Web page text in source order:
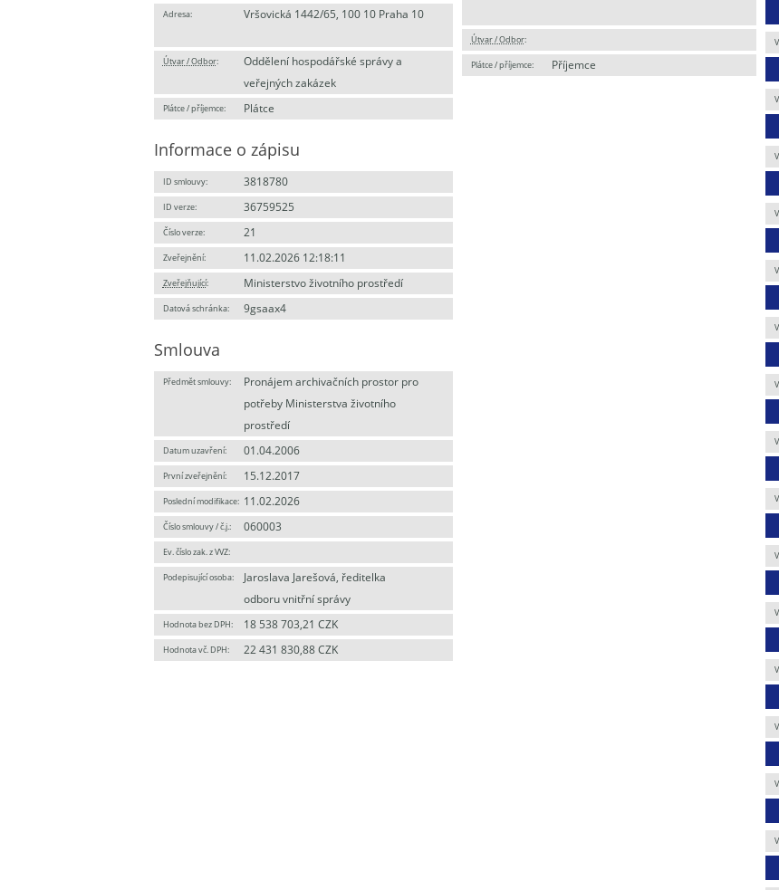
Adresa: Vršovická 1442/65, 100 10 Praha 10
Útvar / Odbor:
Oddělení hospodářské správy a
veřejných zakázek
Plátce / příjemce: Plátce
Informace o zápisu
ID smlouvy: 3818780
ID verze: 36759525
Číslo verze: 21
Zveřejnění: 11.02.2026 12:18:11
Zveřejňující: Ministerstvo životního prostředí
Datová schránka: 9gsaax4
Smlouva
Předmět smlouvy:
Pronájem archivačních prostor pro
potřeby Ministerstva životního
prostředí
Datum uzavření: 01.04.2006
První zveřejnění: 15.12.2017
Poslední modifikace: 11.02.2026
Číslo smlouvy / č.j.: 060003
Ev. číslo zak. z VVZ:
Podepisující osoba:
Jaroslava Jarešová, ředitelka
odboru vnitřní správy
Hodnota bez DPH: 18 538 703,21 CZK
Hodnota vč. DPH: 22 431 830,88 CZK
Útvar / Odbor:
Plátce / příjemce: Příjemce